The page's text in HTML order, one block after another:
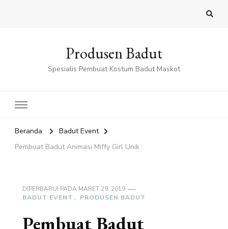
Produsen Badut
Spesialis Pembuat Kostum Badut Maskot
Beranda
Badut Event
Pembuat Badut Animasi Miffy Girl Unik
DIPERBARUI PADA MARET 29, 2019
BADUT EVENT
PRODUSEN BADUT
Pembuat Badut